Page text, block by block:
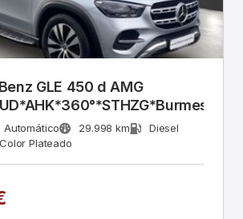
GLE 450 d AMG
Automático 29.998 km
Diesel
Color Plateado